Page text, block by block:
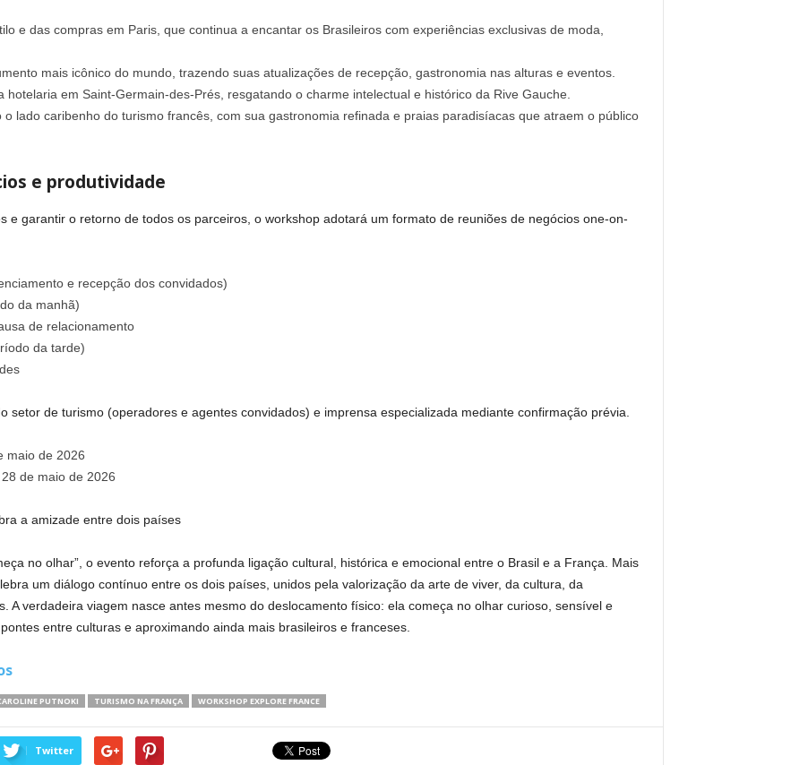
e das compras em Paris, que continua a encantar os Brasileiros com experiências exclusivas de moda,
mais icônico do mundo, trazendo suas atualizações de recepção, gastronomia nas alturas e eventos.
hotelaria em Saint-Germain-des-Prés, resgatando o charme intelectual e histórico da Rive Gauche.
o lado caribenho do turismo francês, com sua gastronomia refinada e praias paradisíacas que atraem o público
e produtividade
e garantir o retorno de todos os parceiros, o workshop adotará um formato de reuniões de negócios one-on-
e recepção dos convidados)
da manhã)
de relacionamento
da tarde)
setor de turismo (operadores e agentes convidados) e imprensa especializada mediante confirmação prévia.
maio de 2026
de maio de 2026
a amizade entre dois países
no olhar”, o evento reforça a profunda ligação cultural, histórica e emocional entre o Brasil e a França. Mais
um diálogo contínuo entre os dois países, unidos pela valorização da arte de viver, da cultura, da
A verdadeira viagem nasce antes mesmo do deslocamento físico: ela começa no olhar curioso, sensível e
entre culturas e aproximando ainda mais brasileiros e franceses.
PUTNOKI TURISMO NA FRANÇA WORKSHOP EXPLORE FRANCE
Twitter